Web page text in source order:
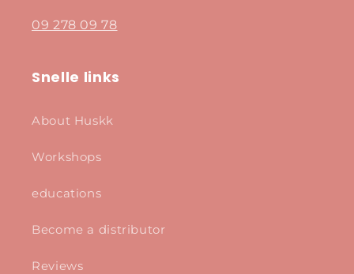
09 278 09 78
Snelle links
About Huskk
Workshops
educations
Become a distributor
Reviews